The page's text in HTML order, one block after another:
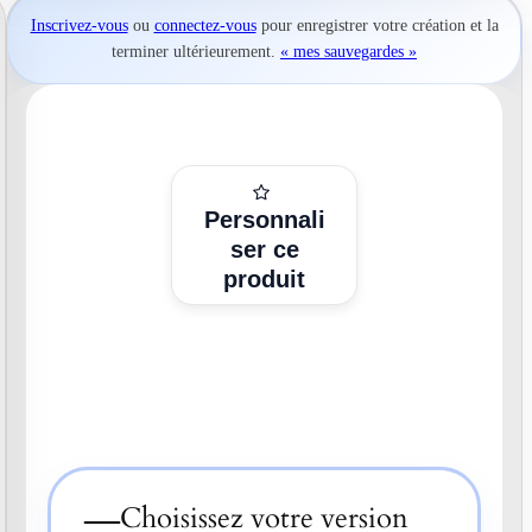
Inscrivez-vousou connectez-vouspour enregistrer votre création et la
terminer ultérieurement. « mes sauvegardes »
Personnali
ser ce
produit
—Choisissez votre version